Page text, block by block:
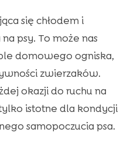
się chłodem i
psy. To może nas
domowego ogniska,
zwierzaków.
okazji do ruchu na
istotne dla kondycji
samopoczucia psa.